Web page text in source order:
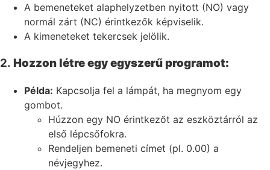
A bemeneteket alaphelyzetben nyitott (NO) vagy
normál zárt (NC) érintkezők képviselik.
A kimeneteket tekercsek jelölik.
2. Hozzon létre egy egyszerű programot:
Példa: Kapcsolja fel a lámpát, ha megnyom egy
gombot.
Húzzon egy NO érintkezőt az eszköztárról az
első lépcsőfokra.
Rendeljen bemeneti címet (pl. 0.00) a
névjegyhez.